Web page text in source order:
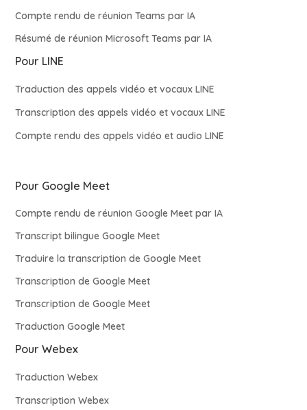
Compte rendu de réunion Teams par IA
Résumé de réunion Microsoft Teams par IA
Pour LINE
Traduction des appels vidéo et vocaux LINE
Transcription des appels vidéo et vocaux LINE
Compte rendu des appels vidéo et audio LINE
Pour Google Meet
Compte rendu de réunion Google Meet par IA
Transcript bilingue Google Meet
Traduire la transcription de Google Meet
Transcription de Google Meet
Transcription de Google Meet
Traduction Google Meet
Pour Webex
Traduction Webex
Transcription Webex